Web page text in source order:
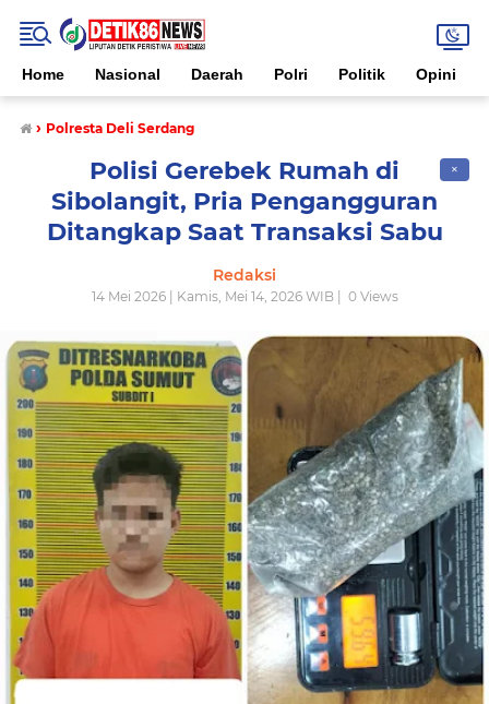
Home Nasional Daerah Polri Politik Opini
› Polresta Deli Serdang
✕
Polisi Gerebek Rumah di
Sibolangit, Pria Pengangguran
Ditangkap Saat Transaksi Sabu
Redaksi
14 Mei 2026 | Kamis, Mei 14, 2026 WIB | 0Views